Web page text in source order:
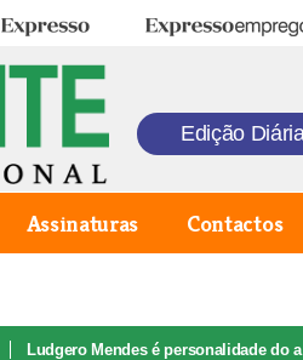
Expresso Expresso Emprego
Edição
Assinaturas Contactos
Ludgero Mendes é personalidade do